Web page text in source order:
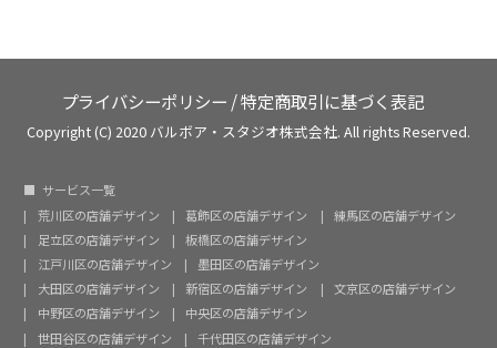
プライバシーポリシー /特定商取引に基づく表記
Copyright (C) 2020 バルボア・スタジオ株式会社. All rights Reserved.
サービス一覧
荒川区の店舗デザイン
葛飾区の店舗デザイン
練馬区の店舗デザイン
足立区の店舗デザイン
板橋区の店舗デザイン
江戸川区の店舗デザイン
墨田区の店舗デザイン
大田区の店舗デザイン
新宿区の店舗デザイン
文京区の店舗デザイン
中野区の店舗デザイン
中央区の店舗デザイン
世田谷区の店舗デザイン
千代田区の店舗デザイン